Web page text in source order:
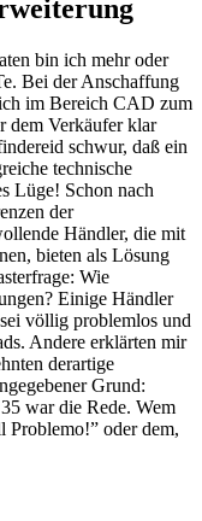
bin ich mehr oder
Bei der Anschaffung
im Bereich CAD zum
dem Verkäufer klar
schwur, daß ein
technische
Lüge! Schon nach
der
Händler, die mit
bieten als Lösung
Wie
Einige Händler
völlig problemlos und
Andere erklärten mir
derartige
Grund:
war die Rede. Wem
Problemo!” oder dem,